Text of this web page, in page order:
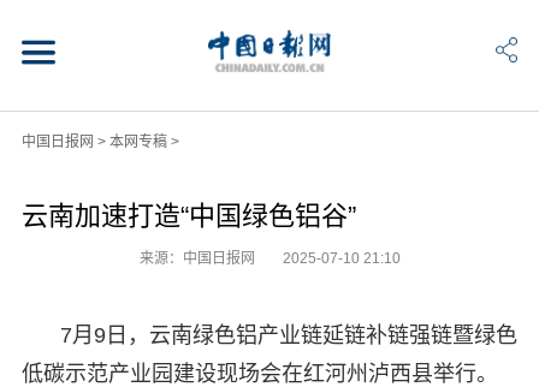
中国日报网 > 本网专稿>
云南加速打造“中国绿色铝谷”
来源：中国日报网 2025-07-10 21:10
7月9日，云南绿色铝产业链延链补链强链暨绿色
低碳示范产业园建设现场会在红河州泸西县举行。